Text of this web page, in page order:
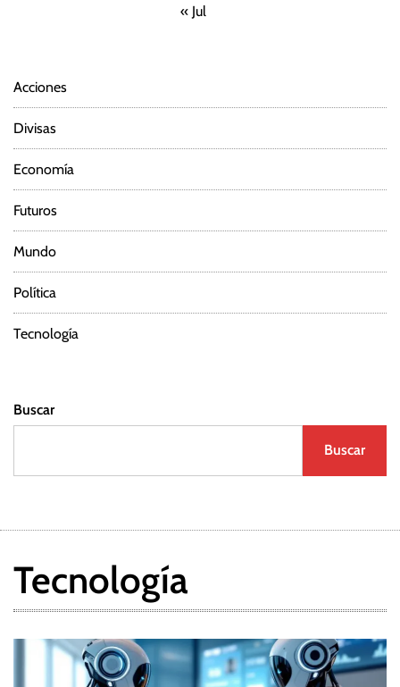
« Jul
Acciones
Divisas
Economía
Futuros
Mundo
Política
Tecnología
Buscar
Buscar
Tecnología